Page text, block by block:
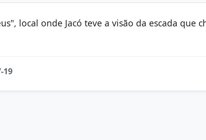
local onde Jacó teve a visão da escada que
19